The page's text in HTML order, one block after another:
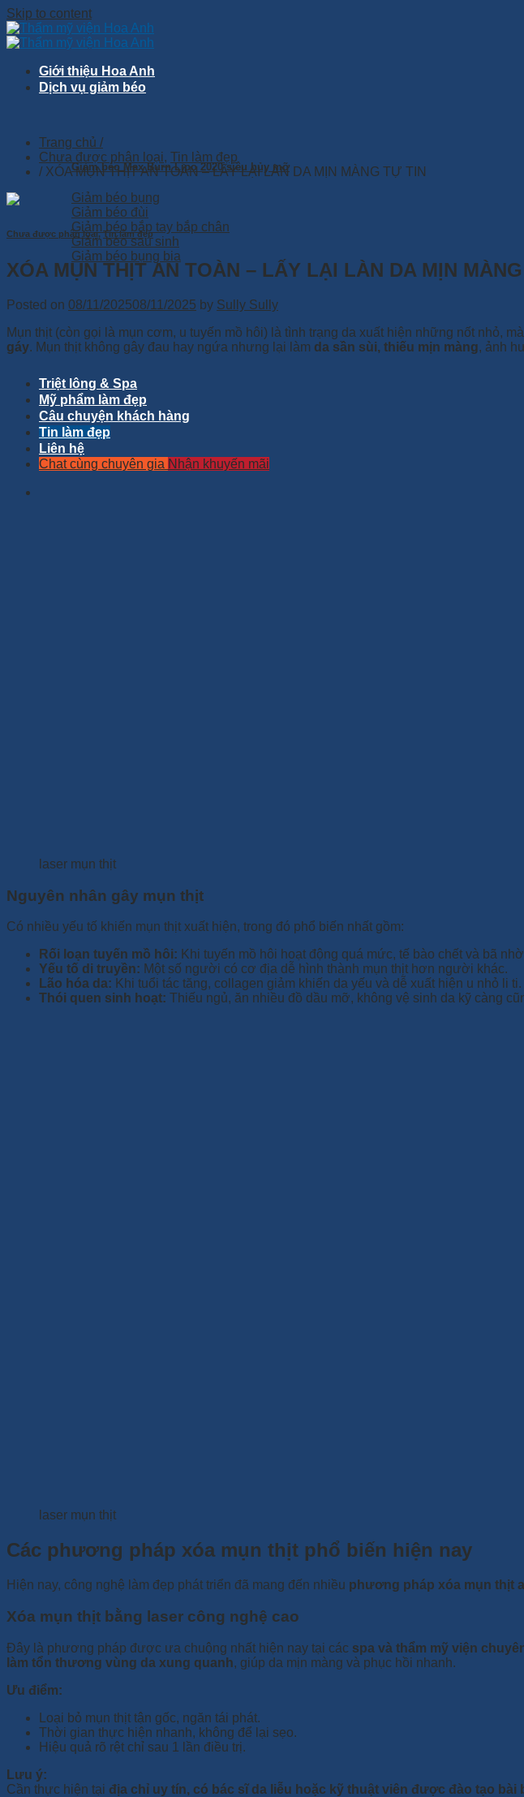
Skip to content
Giới thiệu Hoa Anh
Dịch vụ giảm béo
Giảm béo Max Burn Lipo 2020 siêu hủy mỡ
Giảm béo bụng
Giảm béo đùi
Giảm béo bắp tay bắp chân
Giảm béo sau sinh
Giảm béo bụng bia
Triệt lông & Spa
Mỹ phẩm làm đẹp
Câu chuyện khách hàng
Tin làm đẹp
Liên hệ
Chat cùng chuyên gia Nhận khuyến mãi
Trang chủ /
Chưa được phân loại, Tin làm đẹp
/ XÓA MỤN THỊT AN TOÀN – LẤY LẠI LÀN DA MỊN MÀNG TỰ TIN
Chưa được phân loại,Tin làm đẹp
XÓA MỤN THỊT AN TOÀN – LẤY LẠI LÀN DA MỊN
Posted on 08/11/202508/11/2025 by Sully Sully
Mụn thịt (còn gọi là mụn cơm, u tuyến mồ hôi) là tình trạng da xuất hiện những nốt nhỏ,
gáy. Mụn thịt không gây đau hay ngứa nhưng lại làm da sần sùi, thiếu mịn màng, ảnh
laser mụn thịt
Nguyên nhân gây mụn thịt
Có nhiều yếu tố khiến mụn thịt xuất hiện, trong đó phổ biến nhất gồm:
Rối loạn tuyến mồ hôi: Khi tuyến mồ hôi hoạt động quá mức, tế bào chết và bã
Yếu tố di truyền: Một số người có cơ địa dễ hình thành mụn thịt hơn người khác.
Lão hóa da: Khi tuổi tác tăng, collagen giảm khiến da yếu và dễ xuất hiện u nhỏ li ti.
Thói quen sinh hoạt: Thiếu ngủ, ăn nhiều đồ dầu mỡ, không vệ sinh da kỹ càng
laser mụn thịt
Các phương pháp xóa mụn thịt phổ biến hiện nay
Hiện nay, công nghệ làm đẹp phát triển đã mang đến nhiều phương pháp xóa mụn thịt
Xóa mụn thịt bằng laser công nghệ cao
Đây là phương pháp được ưa chuộng nhất hiện nay tại các spa và thẩm mỹ viện
làm tổn thương vùng da xung quanh, giúp da mịn màng và phục hồi nhanh.
Ưu điểm:
Loại bỏ mụn thịt tận gốc, ngăn tái phát.
Thời gian thực hiện nhanh, không để lại sẹo.
Hiệu quả rõ rệt chỉ sau 1 lần điều trị.
Lưu ý:
Cần thực hiện tại địa chỉ uy tín, có bác sĩ da liễu hoặc kỹ thuật viên được đào tạo bài